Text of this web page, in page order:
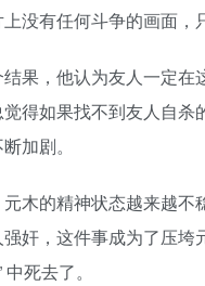
没有任何斗争的画面，
果，他认为友人一定
得如果找不到友人自
加剧。
木的精神状态越来越
奸，这件事成为了压
死去了。